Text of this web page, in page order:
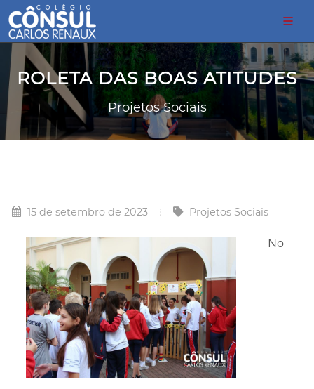
ROLETA DAS BOAS ATITUDES
Projetos Sociais
15 de setembro de 2023 Projetos Sociais
No